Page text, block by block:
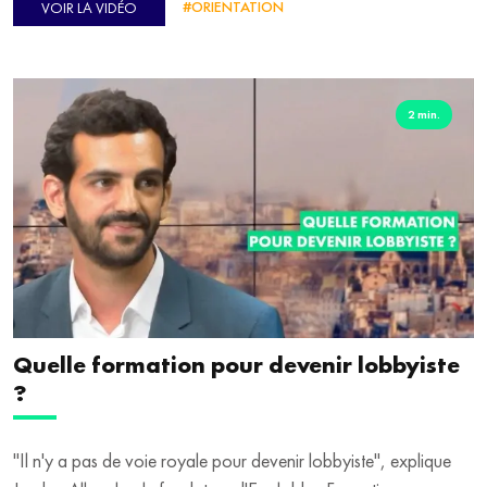
sociologue explique pourquoi, au fur et à mesure, les filles sont
VOIR LA VIDÉO #ORIENTATION
2 min.
Quelle formation pour devenir lobbyiste
?
"Il n'y a pas de voie royale pour devenir lobbyiste", explique